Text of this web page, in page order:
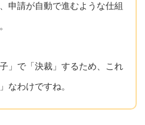
申請が自動で進むような仕組
」で「決裁」するため、これ
」なわけですね。